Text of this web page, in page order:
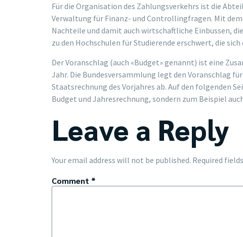
Für die Organisation des Zahlungsverkehrs ist die
Verwaltung für Finanz- und Controllingfragen. Mit
Nachteile und damit auch wirtschaftliche Einbussen,
zu den Hochschulen für Studierende erschwert, die
Der Voranschlag (auch «Budget» genannt) ist eine
Jahr. Die Bundesversammlung legt den Voranschlag
Staatsrechnung des Vorjahres ab. Auf den folgenden
Budget und Jahresrechnung, sondern zum Beispiel
Leave a Reply
Your email address will not be published. Required
Comment *